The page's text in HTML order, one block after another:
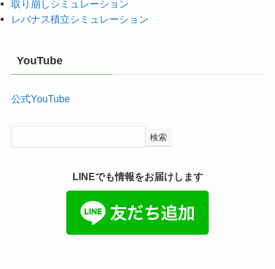
取り崩しシミュレーション
レバナス積立シミュレーション
YouTube
公式YouTube
検索
LINEでも情報をお届けします